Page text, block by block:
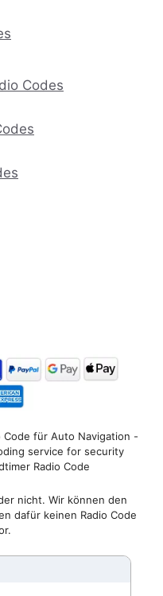
Codes
Code für Auto Navigation -
service for security
Radio Code
nicht. Wir können den
dafür keinen Radio Code